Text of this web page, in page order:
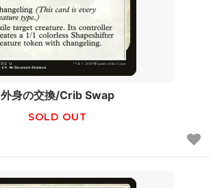
外身の交換/Crib Swap
SOLD OUT